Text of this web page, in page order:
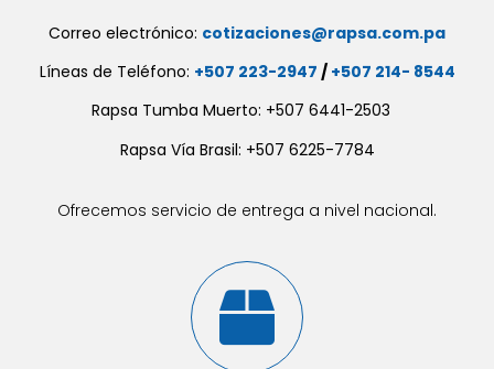
Correo electrónico: cotizaciones@rapsa.com.pa
Líneas de Teléfono: +507 223-2947 / +507 214- 8544
Rapsa Tumba Muerto: +507 6441-2503
Rapsa Vía Brasil: +507 6225-7784
Ofrecemos servicio de entrega a nivel nacional.